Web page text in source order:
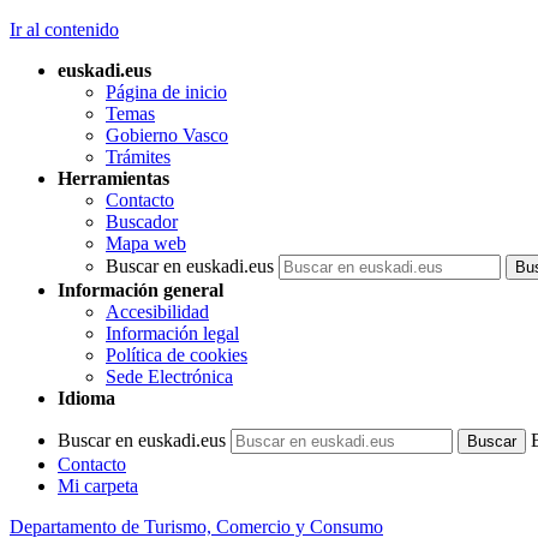
Ir al contenido
euskadi.eus
Página de inicio
Temas
Gobierno Vasco
Trámites
Herramientas
Contacto
Buscador
Mapa web
Buscar en euskadi.eus
Información general
Accesibilidad
Información legal
Política de cookies
Sede Electrónica
Idioma
Buscar en euskadi.eus
Contacto
Mi carpeta
Departamento de Turismo, Comercio y Consumo